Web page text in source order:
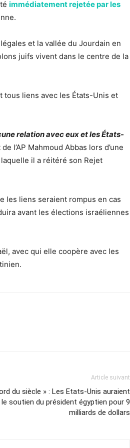
immédiatement rejetée par les
et la vallée du Jourdain en
juifs vivent dans le centre de la
tous liens avec les États-Unis et
relation avec eux et les États-
l’AP Mahmoud Abbas lors d’une
il a réitéré son Rejet
les liens seraient rompus en cas
avant les élections israéliennes
avec qui elle coopère avec les
Article suivant
du siècle » : Les Etats-Unis auraient
soutien du président égyptien pour 9
milliards de dollars